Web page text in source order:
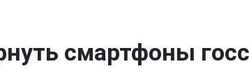
смартфоны